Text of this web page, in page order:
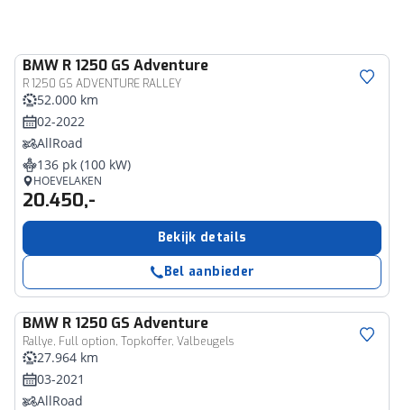
BMW R 1250 GS Adventure
R 1250 GS ADVENTURE RALLEY
52.000 km
02-2022
AllRoad
136 pk (100 kW)
HOEVELAKEN
20.450,-
Bekijk details
Bel aanbieder
BMW R 1250 GS Adventure
Rallye, Full option, Topkoffer, Valbeugels
27.964 km
03-2021
AllRoad